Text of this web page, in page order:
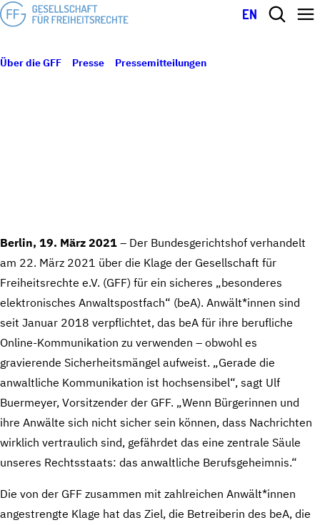
EN
Über die GFF Presse Pressemitteilungen
Berlin, 19. März 2021 – Der Bundesgerichtshof verhandelt
am 22. März 2021 über die Klage der Gesellschaft für
Freiheitsrechte e.V. (GFF) für ein sicheres „besonderes
elektronisches Anwaltspostfach“ (beA). Anwält*innen sind
seit Januar 2018 verpflichtet, das beA für ihre berufliche
Online-Kommunikation zu verwenden – obwohl es
gravierende Sicherheitsmängel aufweist. „Gerade die
anwaltliche Kommunikation ist hochsensibel“, sagt Ulf
Buermeyer, Vorsitzender der GFF. „Wenn Bürgerinnen und
ihre Anwälte sich nicht sicher sein können, dass Nachrichten
wirklich vertraulich sind, gefährdet das eine zentrale Säule
unseres Rechtsstaats: das anwaltliche Berufsgeheimnis.“
Die von der GFF zusammen mit zahlreichen Anwält*innen
angestrengte Klage hat das Ziel, die Betreiberin des beA, die